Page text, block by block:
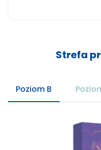
Strefa
Poziom B